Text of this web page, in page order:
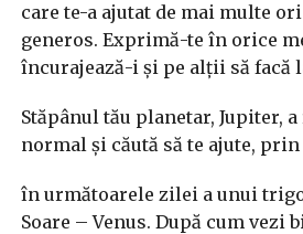
care te-a ajutat de mai multe
generos. Exprimă-te în orice
încurajează-i și pe alții să facă
Stăpânul tău planetar, Jupiter,
normal și căută să te ajute,
în următoarele zilei a unui
Soare – Venus. După cum vezi